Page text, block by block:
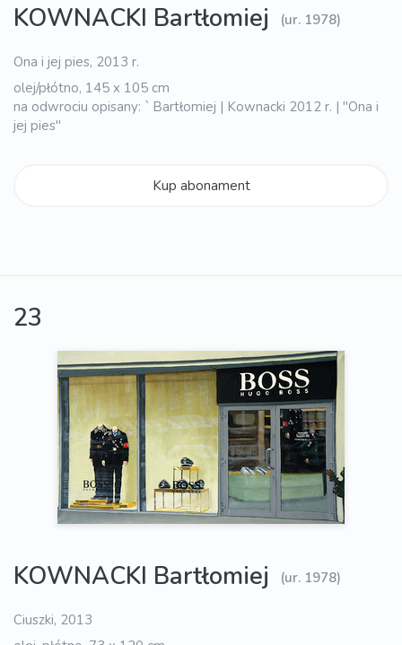
KOWNACKI Bartłomiej (ur. 1978)
Ona i jej pies, 2013 r.
olej/płótno, 145 x 105 cm
na odwrociu opisany: ` Bartłomiej | Kownacki 2012 r. | "Ona i
jej pies"
Kup abonament
23
KOWNACKI Bartłomiej (ur. 1978)
Ciuszki, 2013